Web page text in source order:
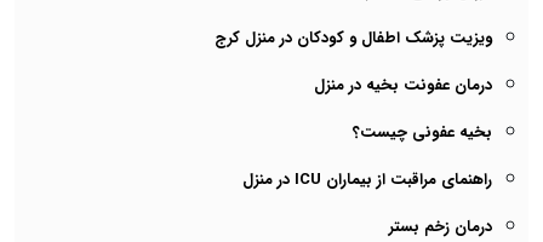
ویزیت پزشک اطفال و کودکان در منزل کرج
درمان عفونت بخیه در منزل
بخیه عفونی چیست؟
راهنمای مراقبت از بیماران ICU در منزل
درمان زخم بستر